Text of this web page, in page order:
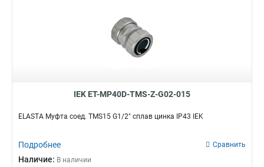
IEK ET-MP40D-TMS-Z-G02-015
ELASTA Муфта соед. TMS15 G1/2" сплав цинка IP43 IEK
Подробнее Сравнить
Наличие: В наличии